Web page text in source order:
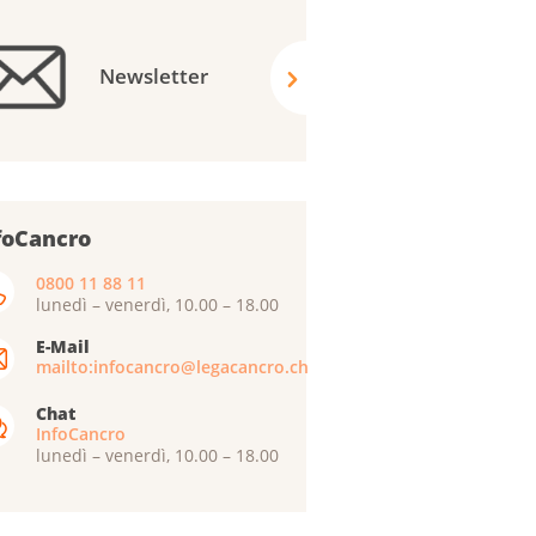
Newsletter
0800 11 88 11
lunedì – venerdì, 10.00 – 18.00
E-Mail
mailto:infocancro@legacancro.ch
Chat
InfoCancro
lunedì – venerdì, 10.00 – 18.00